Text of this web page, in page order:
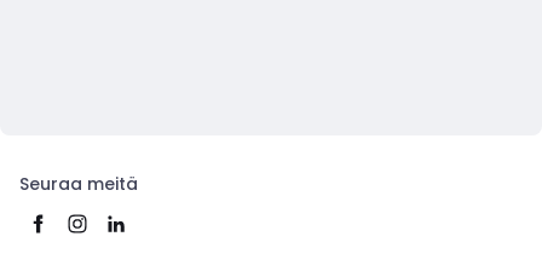
Seuraa meitä